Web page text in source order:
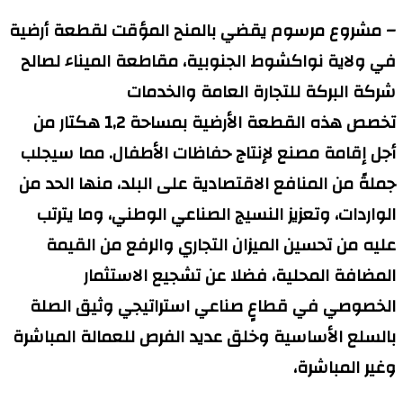
– مشروع مرسوم يقضي بالمنح المؤقت لقطعة أرضية
في ولاية نواكشوط الجنوبية، مقاطعة الميناء لصالح
شركة البركة للتجارة العامة والخدمات
تخصص هذه القطعة الأرضية بمساحة 1,2 هكتار من
أجل إقامة مصنع لإنتاج حفاظات الأطفال. مما سيجلب
جملةً من المنافع الاقتصادية على البلد، منها الحد من
الواردات، وتعزيز النسيج الصناعي الوطني، وما يترتب
عليه من تحسين الميزان التجاري والرفع من القيمة
المضافة المحلية، فضلا عن تشجيع الاستثمار
الخصوصي في قطاعٍ صناعي استراتيجي وثيق الصلة
بالسلع الأساسية وخلق عديد الفرص للعمالة المباشرة
وغير المباشرة،